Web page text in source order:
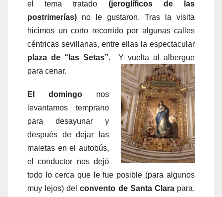
el tema tratado (jeroglíficos de las
postrimerías) no le gustaron. Tras la visita
hicimos un corto recorrido por algunas calles
céntricas sevillanas, entre ellas la espectacular
plaza de “las Setas”. Y vuelta al albergue
para cenar.
El domingo nos
levantamos temprano
para desayunar y
después de dejar las
maletas en el autobús,
el conductor nos dejó
todo lo cerca que le fue posible (para algunos
muy lejos) delconvento de Santa Clarapara,